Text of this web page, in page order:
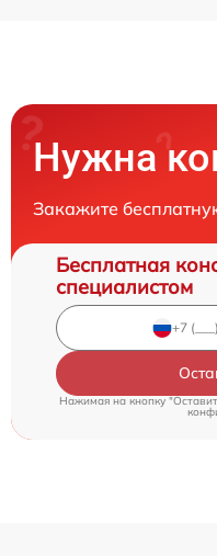
Нужна
Закажите
Бесплатная
специалистом
Нажимая на кнопку